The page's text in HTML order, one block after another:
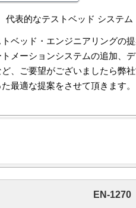
代表的なテストベッド システ
ベッド・エンジニアリングの
メーションシステムの追加、
、ご要望がございましたら弊
最適な提案をさせて頂きます。
EN-1270